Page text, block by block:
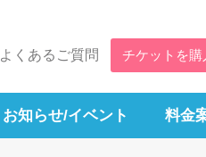
よくあるご質問 チケットを購
お知らせ/イベント 料金